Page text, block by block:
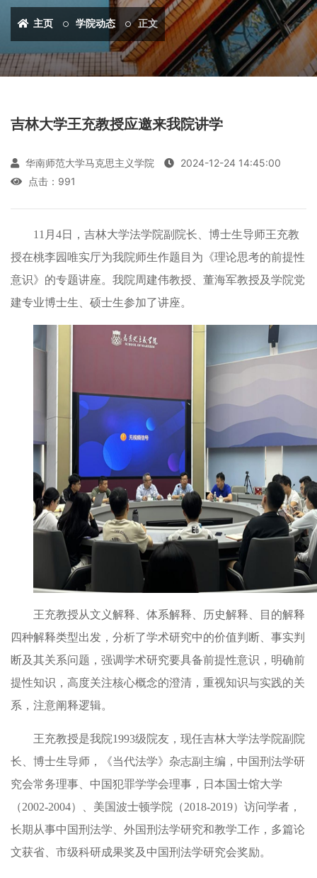
主页 学院动态 正文
吉林大学王充教授应邀来我院讲学
华南师范大学马克思主义学院
2024-12-24 14:45:00
点击： 991
11月4日，吉林大学法学院副院长、博士生导师王充教
授在桃李园唯实厅为我院师生作题目为《理论思考的前提性
意识》的专题讲座。我院周建伟教授、董海军教授及学院党
建专业博士生、硕士生参加了讲座。
王充教授从文义解释、体系解释、历史解释、目的解释
四种解释类型出发，分析了学术研究中的价值判断、事实判
断及其关系问题，强调学术研究要具备前提性意识，明确前
提性知识，高度关注核心概念的澄清，重视知识与实践的关
系，注意阐释逻辑。
王充教授是我院1993级院友， 现任吉林大学法学院副院
长
博士生导师，《当代法学》杂志副主编，中国刑法学研
究会常务理事、中国犯罪学学会理事，日本国士馆大学
（2002-2004）、美国波士顿学院（2018-2019）访问学者，
长期从事中国刑法学、外国刑法学研究和教学工作，多篇论
文获省、市级科研成果奖及中国刑法学研究会奖励。